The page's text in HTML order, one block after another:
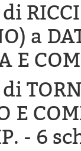
RICCI
a
E
E
- 6